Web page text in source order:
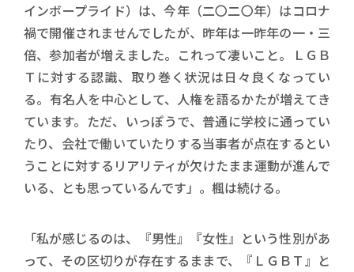
インボープライド）は、今年（二〇二〇年）はコロナ
禍で開催されませんでしたが、昨年は一昨年の一・三
倍、参加者が増えました。これって凄いこと。ＬＧＢ
Ｔに対する認識、取り巻く状況は日々良くなってい
る。有名人を中心として、人権を語るかたが増えてき
ています。ただ、いっぽうで、普通に学校に通ってい
たり、会社で働いていたりする当事者が点在するとい
うことに対するリアリティが欠けたまま運動が進んで
いる、とも思っているんです」。楓は続ける。
「私が感じるのは、『男性』『女性』という性別があ
って、その区切りが存在するままで、『ＬＧＢＴ』と